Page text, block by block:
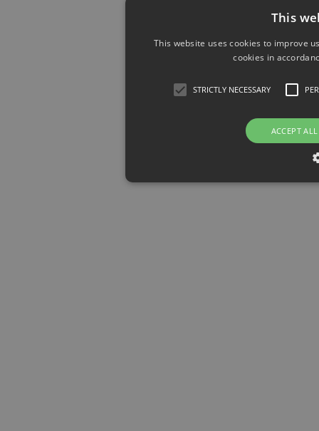
This
This website uses cookies to improve
cookies in
STRICTLY NECESSARY
ACCEPT ALL